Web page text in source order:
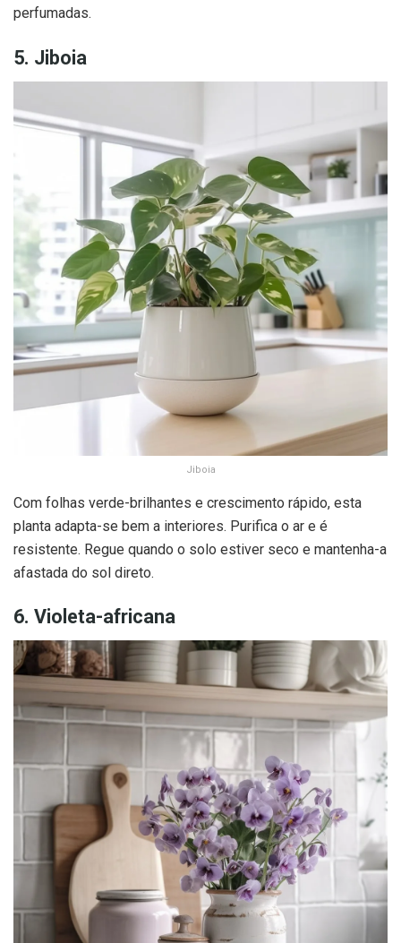
perfumadas.
5. Jiboia
Jiboia
Com folhas verde-brilhantes e crescimento rápido, esta
planta adapta-se bem a interiores. Purifica o ar e é
resistente. Regue quando o solo estiver seco e mantenha-a
afastada do sol direto.
6. Violeta-africana